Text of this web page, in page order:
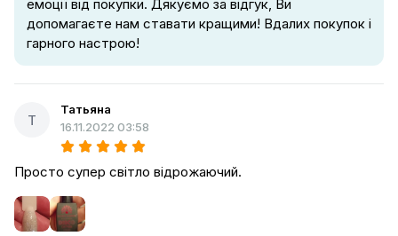
емоції від покупки. Дякуємо за відгук, Ви
допомагаєте нам ставати кращими! Вдалих покупок і
гарного настрою!
Т
Татьяна
16.11.2022 03:58
Просто супер світло відрожаючий.